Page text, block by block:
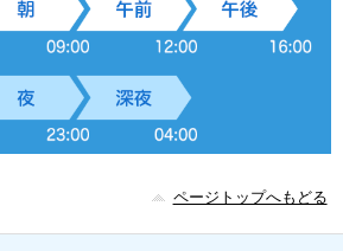
ページトップへもどる